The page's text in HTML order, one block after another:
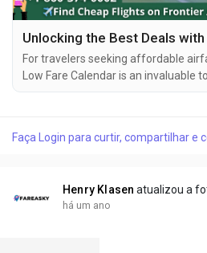
For travelers seeking affordable
Low Fare Calendar is an invaluable
find the best prices on flights,
make travel more accessible. With
Airlines is the key to planning your
Faça Login para curtir, compartilhar e
Henry Klasen atualizou a
há um ano